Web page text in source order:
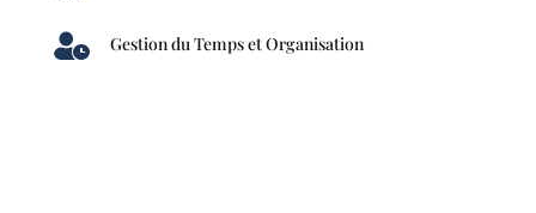
 Gestion du Temps et Organisation